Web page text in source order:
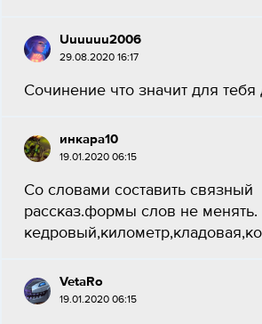
Uuuuuu2006
29.08.2020 16:17
Сочинение что значит для тебя
инкара10
19.01.2020 06:15
Со словами составить связный
рассказ.формы слов не менять.
VetaRo
19.01.2020 06:15